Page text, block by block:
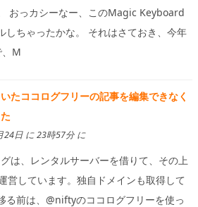
おっカシーなー、このMagic Keyboard
しちゃったかな。 それはさておき、今年
M
たココログフリーの記事を編集できなく
24日 に 23時57分 に
は、レンタルサーバーを借りて、その上
営しています。独自ドメインも取得して
る前は、@niftyのココログフリーを使っ